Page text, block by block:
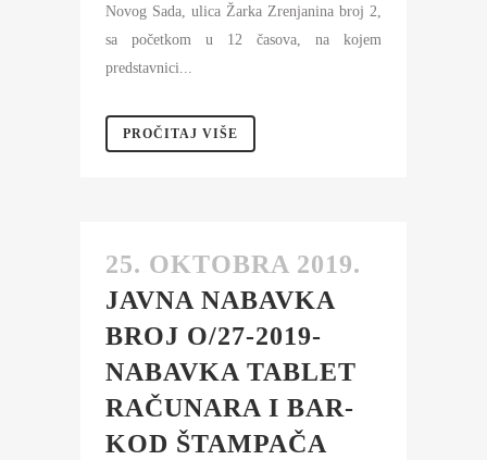
Novog Sada, ulica Žarka Zrenjanina broj 2,
sa početkom u 12 časova, na kojem
predstavnici...
PROČITAJ VIŠE
25. OKTOBRA 2019.
JAVNA NABAVKA
BROJ O/27-2019-
NABAVKA TABLET
RAČUNARA I BAR-
KOD ŠTAMPAČA